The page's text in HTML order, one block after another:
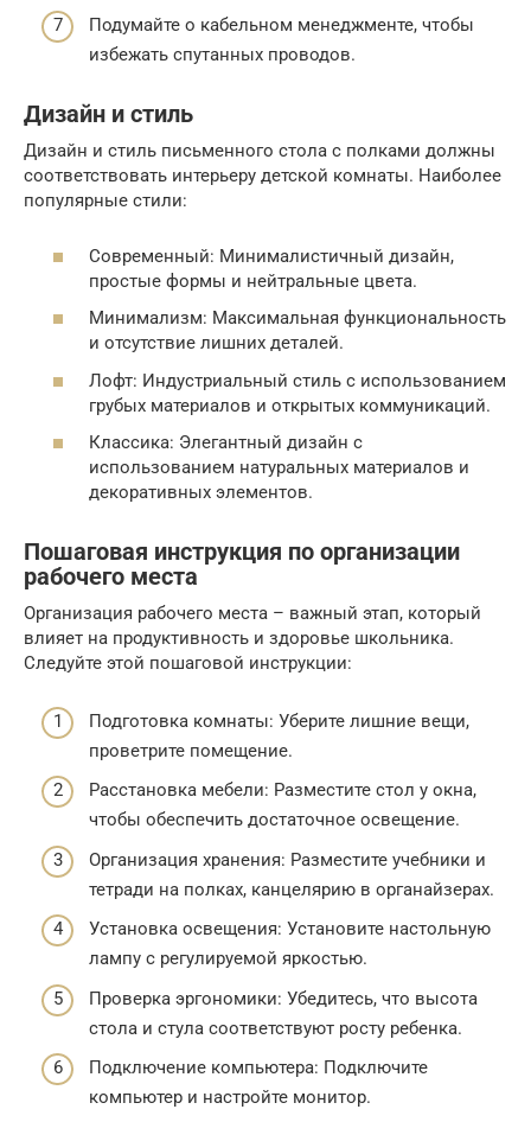
Подумайте о кабельном менеджменте, чтобы
избежать спутанных проводов.
Дизайн и стиль
Дизайн и стиль письменного стола с полками должны
соответствовать интерьеру детской комнаты. Наиболее
популярные стили:
Современный: Минималистичный дизайн,
простые формы и нейтральные цвета.
Минимализм: Максимальная функциональность
и отсутствие лишних деталей.
Лофт: Индустриальный стиль с использованием
грубых материалов и открытых коммуникаций.
Классика: Элегантный дизайн с
использованием натуральных материалов и
декоративных элементов.
Пошаговая инструкция по организации
рабочего места
Организация рабочего места – важный этап, который
влияет на продуктивность и здоровье школьника.
Следуйте этой пошаговой инструкции:
Подготовка комнаты: Уберите лишние вещи,
проветрите помещение.
Расстановка мебели: Разместите стол у окна,
чтобы обеспечить достаточное освещение.
Организация хранения: Разместите учебники и
тетради на полках, канцелярию в органайзерах.
Установка освещения: Установите настольную
лампу с регулируемой яркостью.
Проверка эргономики: Убедитесь, что высота
стола и стула соответствуют росту ребенка.
Подключение компьютера: Подключите
компьютер и настройте монитор.